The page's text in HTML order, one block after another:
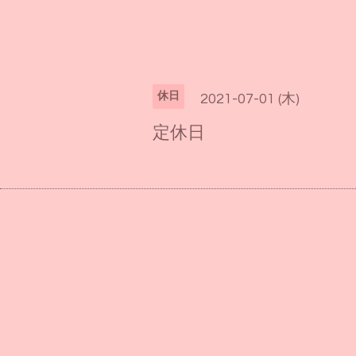
休日 2021-07-01 (木)
定休日